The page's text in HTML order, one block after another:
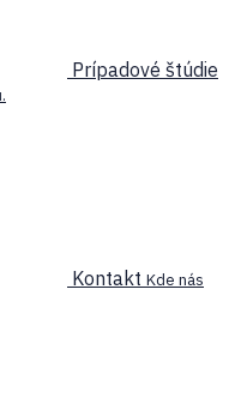
Prípadové štúdie
Kontakt Kde nás